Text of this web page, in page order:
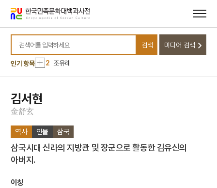
바로가기
바로가기
검색어를 입력하세요
검색 미디어 검색
인기 항목
10 김자점
1 이달
2 조유례
3 소양인
7
검은간토기
8 공덕보
김서현
金舒玄
역사 인물 삼국
삼국시대 신라의 지방관 및 장군으로 활동한 김유신의
아버지.
이칭